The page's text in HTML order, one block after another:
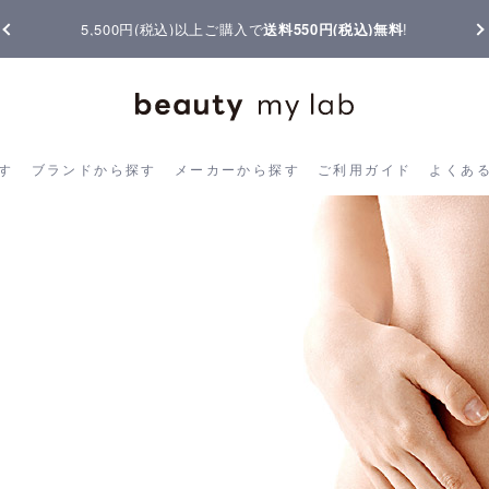
購入で 送料550円(税込)無料! 【重要】熊本地震の影響に
ブランドから探す メーカーから探す ご利用ガイド よくあ
探す ブランドから探す メーカーから探す ご利用ガイド よ